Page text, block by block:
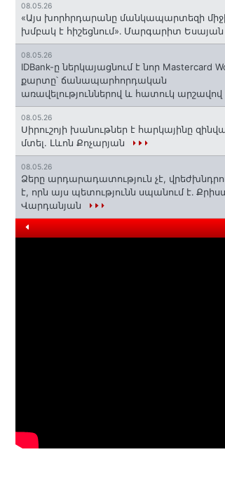
08.05.26
«Այս խորհրդարանը մանկապարտեզի
խմբակ է հիշեցնում»․ Մարգարիտ Եսայան
08.05.26
IDBank-ը ներկայացնում է նոր Mastercard
քարտը՝ ճանապարհորդական
առավելություններով և հատուկ արշավով
08.05.26
Սիրուշոյի խանութներ է հարկայինը
մտել. Լևոն Քոչարյան
08.05.26
Ձերը արդարադատություն չէ,
է, որն այս պետությունն սպանում է․
Վարդանյան